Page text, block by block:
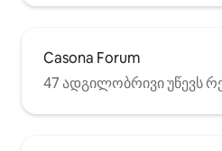
Casona Forum
47 ადგილობრივი უწევს